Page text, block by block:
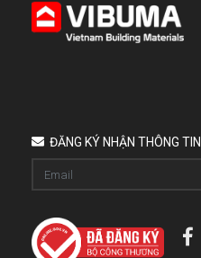
ĐĂNG KÝ NHẬN THÔNG TIN